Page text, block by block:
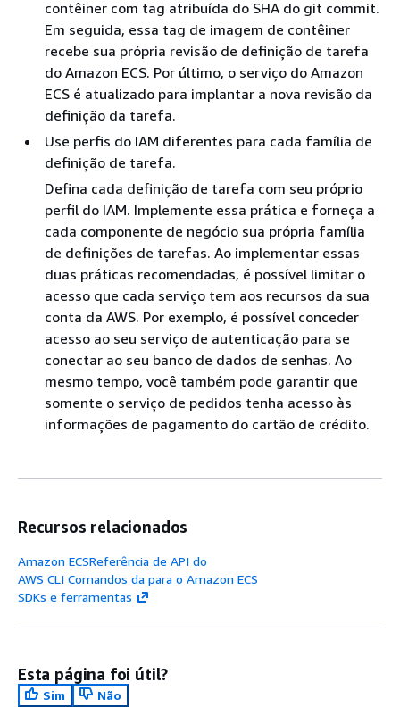
contêiner com tag atribuída do SHA do git commit.
Em seguida, essa tag de imagem de contêiner
recebe sua própria revisão de definição de tarefa
do Amazon ECS. Por último, o serviço do Amazon
ECS é atualizado para implantar a nova revisão da
definição da tarefa.
Use perfis do IAM diferentes para cada família de
definição de tarefa.
Defina cada definição de tarefa com seu próprio
perfil do IAM. Implemente essa prática e forneça a
cada componente de negócio sua própria família
de definições de tarefas. Ao implementar essas
duas práticas recomendadas, é possível limitar o
acesso que cada serviço tem aos recursos da sua
conta da AWS. Por exemplo, é possível conceder
acesso ao seu serviço de autenticação para se
conectar ao seu banco de dados de senhas. Ao
mesmo tempo, você também pode garantir que
somente o serviço de pedidos tenha acesso às
informações de pagamento do cartão de crédito.
Recursos relacionados
Amazon ECSReferência de API do
AWS CLI Comandos da para o Amazon ECS
SDKs e ferramentas
Esta página foi útil?
Sim
Não